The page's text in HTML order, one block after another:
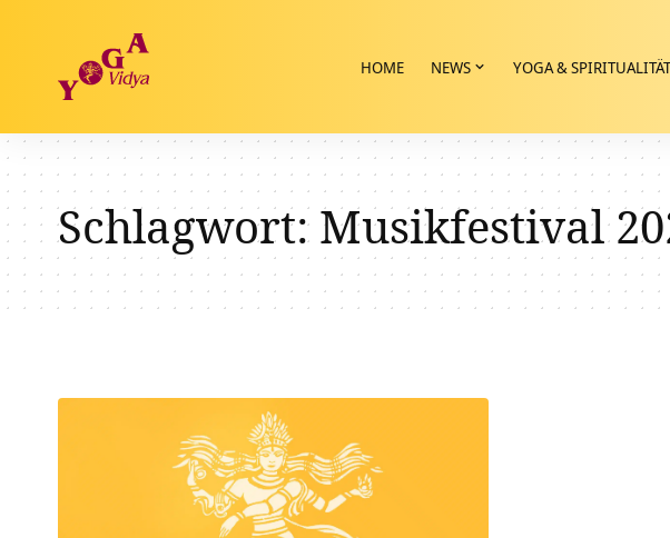
HOME NEWS YOGA & SPIRITUALITÄT
Schlagwort:Musikfestival